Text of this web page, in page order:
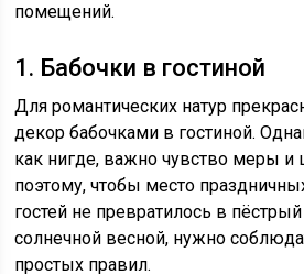
помещений.
1. Бабочки в гостиной
Для романтических натур
декор бабочками в гостиной.
как нигде, важно чувство меры и
поэтому, чтобы место
гостей не превратилось в
солнечной весной, нужно
простых правил.